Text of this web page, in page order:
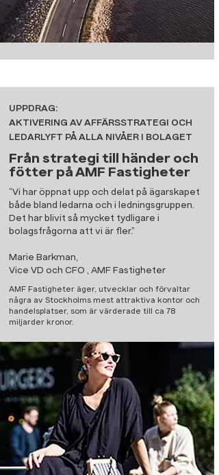
UPPDRAG:
AKTIVERING AV AFFÄRSSTRATEGI OCH
LEDARLYFT PÅ ALLA NIVÅER I BOLAGET
Från strategi till händer och
fötter på AMF Fastigheter
”Vi har öppnat upp och delat på ägarskapet
både bland ledarna och i ledningsgruppen.
Det har blivit så mycket tydligare i
bolagsfrågorna att vi är fler.”
Marie Barkman,
Vice VD och CFO , AMF Fastigheter
AMF Fastigheter äger, utvecklar och förvaltar
några av Stockholms mest attraktiva kontor och
handelsplatser, som är värderade till ca 78
miljarder kronor.